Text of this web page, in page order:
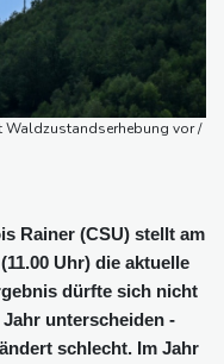
Escobar erst gerettet
fordert
hinter Infantino
vor /
Rainer (CSU) stellt am
Uhr) die aktuelle
dürfte sich nicht
unterscheiden -
schlecht. Im Jahr